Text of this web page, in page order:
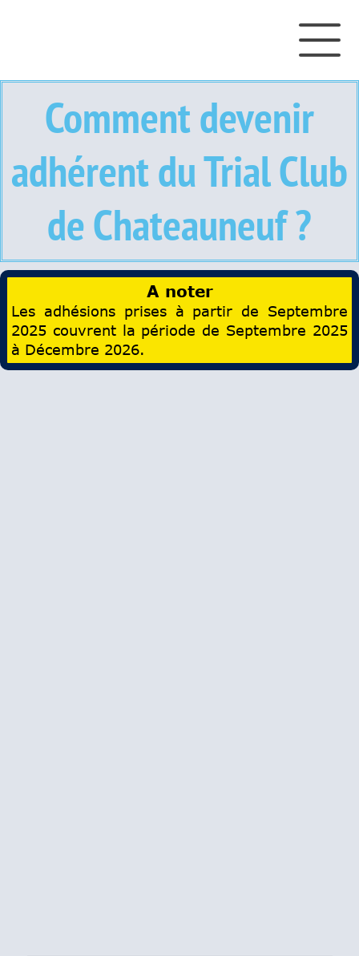
Comment devenir
adhérent du Trial Club
de Chateauneuf ?
A noter
Les adhésions prises à partir de Septembre
2025 couvrent la période de Septembre 2025
à Décembre 2026.